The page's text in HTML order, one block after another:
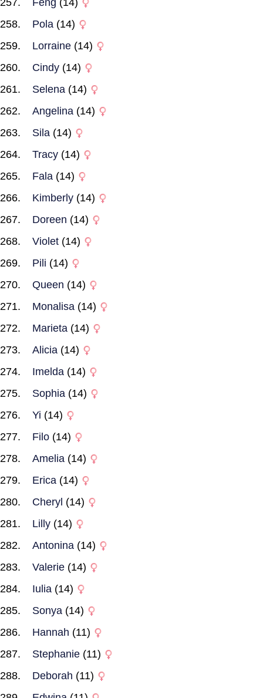
Feng (14)
Pola (14)
Lorraine (14)
Cindy (14)
Selena (14)
Angelina (14)
Sila (14)
Tracy (14)
Fala (14)
Kimberly (14)
Doreen (14)
Violet (14)
Pili (14)
Queen (14)
Monalisa (14)
Marieta (14)
Alicia (14)
Imelda (14)
Sophia (14)
Yi (14)
Filo (14)
Amelia (14)
Erica (14)
Cheryl (14)
Lilly (14)
Antonina (14)
Valerie (14)
Iulia (14)
Sonya (14)
Hannah (11)
Stephanie (11)
Deborah (11)